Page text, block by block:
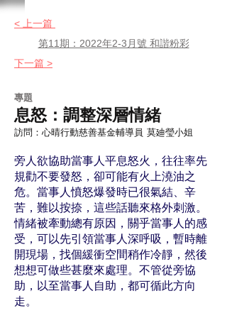
< 上一篇
第11期：2022年2-3月號 和諧粉彩
下一篇 >
​專題
息怒：調整深層情緒
訪問：心晴行動慈善基金輔導員 莫廸瑩小姐
旁人欲協助當事人平息怒火，往往率先
規勸不要發怒，卻可能有火上澆油之
危。當事人憤怒爆發時已很氣結、辛
苦，難以按捺，這些話聽來格外刺激。
情緒被牽動總有原因，關乎當事人的感
受，可以先引領當事人深呼吸，暫時離
開現場，找個緩衝空間稍作冷靜，然後
想想可做些甚麼來處理。不管從旁協
助，以至當事人自助，都可循此方向
走。